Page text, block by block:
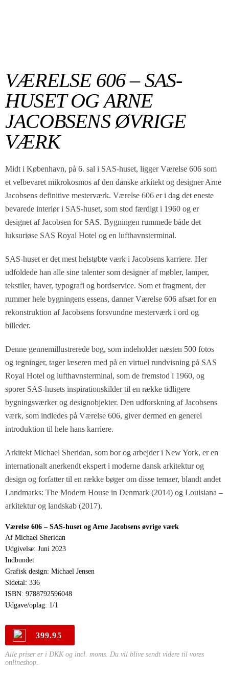
VÆRELSE 606 – SAS-
HUSET OG ARNE
JACOBSENS ØVRIGE
VÆRK
Midt i København, på 6. sal i SAS-huset, ligger Værelse 606 som
et velbevaret mikrokosmos af den danske arkitekt og designer Arne
Jacobsens definitive mesterværk. Værelse 606 er i dag det eneste
bevarede interiør i SAS-huset, som stod færdigt i 1960 og er
designet af Jacobsen for SAS. Bygningen rummede både det
luksuriøse SAS Royal Hotel og en lufthavnsterminal.
SAS-huset er det mest helstøbte værk i Jacobsens karriere. Her
udfoldede han alle sine talenter som designer af møbler, lamper,
tekstiler, haver, typografi og bordservice. Som et fragment, der
rummer hele bygningens essens, danner Værelse 606 afsæt for en
rekonstruktion af Jacobsens forsvundne mesterværk i ord og
billeder.
Denne gennemillustrerede bog, som indeholder næsten 500 fotos
og tegninger, tager læseren med på en virtuel rundvisning på SAS
Royal Hotel og lufthavnsterminal, som de fremstod i 1960, og
sporer SAS-husets inspirationskilder til en række tidligere
bygningsværker og designobjekter. Den udforskning af Jacobsens
værk, som indledes på Værelse 606, giver dermed en generel
introduktion til hele hans karriere.
Arkitekt Michael Sheridan, som bor og arbejder i New York, er en
internationalt anerkendt ekspert i moderne dansk arkitektur og
design og forfatter til en række bøger om disse temaer, blandt andet
Landmarks: The Modern House in Denmark (2014) og Louisiana –
arkitektur og landskab (2017).
Værelse 606 – SAS-huset og Arne Jacobsens øvrige værk
Af Michael Sheridan
Udgivelse: Juni 2023
Indbundet
Grafisk design: Michael Jensen
Sidetal: 336
ISBN: 9788792596048
Udgave/oplag: 1/1
399.95
Alle priser er i DKK og incl. moms. Du vil blive sendt videre til vores
onlineshop.